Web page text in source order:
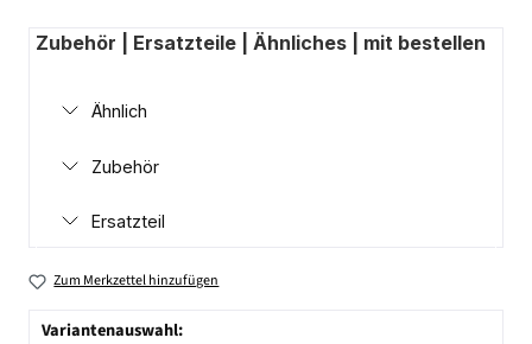
Zubehör | Ersatzteile | Ähnliches | mit bestellen
Ähnlich
Zubehör
Ersatzteil
Zum Merkzettel hinzufügen
Variantenauswahl: